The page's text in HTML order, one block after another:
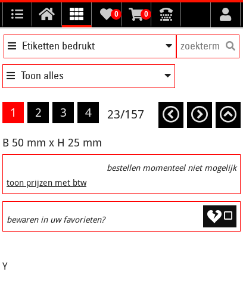
0 0
Etiketten bedrukt
Toon alles
1 2 3 4 23/157
B 50 mm x H 25 mm
bestellen momenteel niet mogelijk
toon prijzen met btw
bewaren in uw favorieten?
Y